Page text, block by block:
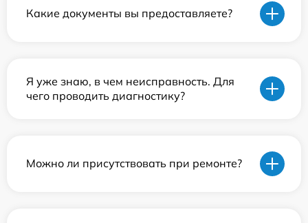
Какие документы вы предоставляете?
Я уже знаю, в чем неисправность. Для
чего проводить диагностику?
Можно ли присутствовать при ремонте?